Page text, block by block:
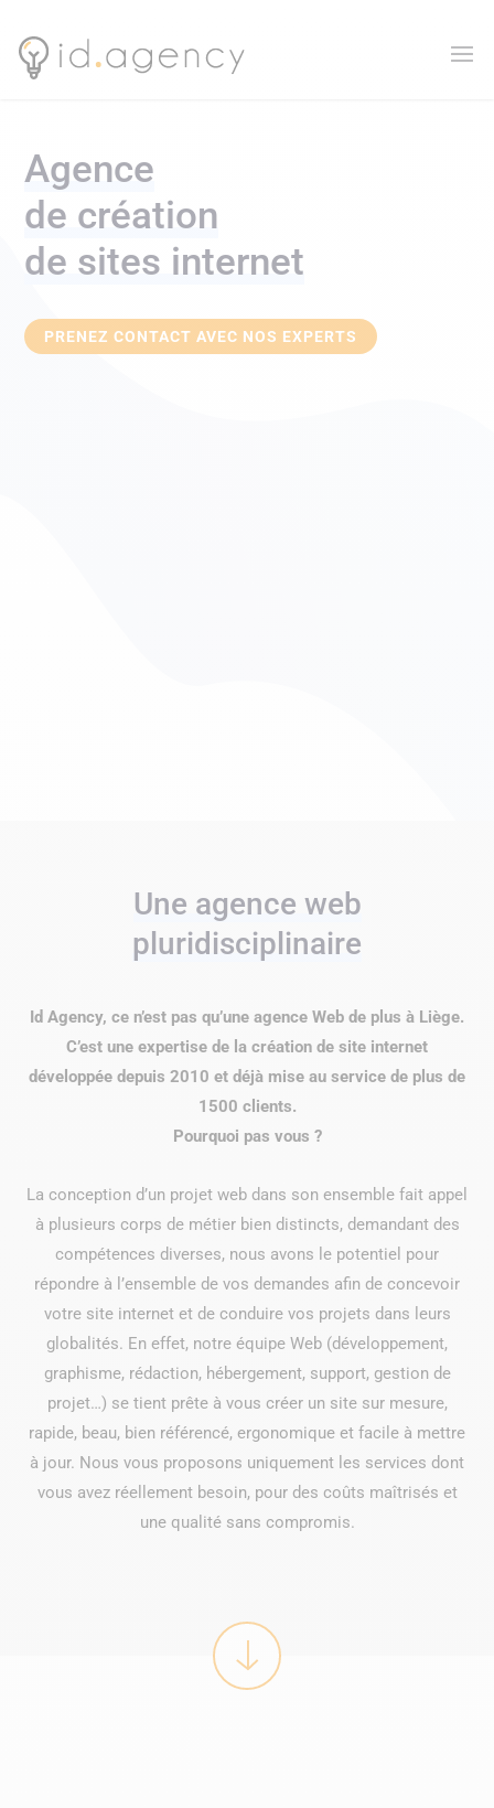
Agence
de création
de sites internet
PRENEZ CONTACT AVEC NOS EXPERTS
Une agence web
pluridisciplinaire
Id Agency, ce n’est pas qu’une agence Web de plus à Liège.
C’est une expertise de la création de site internet
développée depuis 2010 et déjà mise au service de plus de
1500 clients.
Pourquoi pas vous ?
La conception d’un projet web dans son ensemble fait appel
à plusieurs corps de métier bien distincts, demandant des
compétences diverses, nous avons le potentiel pour
répondre à l’ensemble de vos demandes afin de concevoir
votre site internet et de conduire vos projets dans leurs
globalités. En effet, notre équipe Web (développement,
graphisme, rédaction, hébergement, support, gestion de
projet…) se tient prête à vous créer un site sur mesure,
rapide, beau, bien référencé, ergonomique et facile à mettre
à jour. Nous vous proposons uniquement les services dont
vous avez réellement besoin, pour des coûts maîtrisés et
une qualité sans compromis.